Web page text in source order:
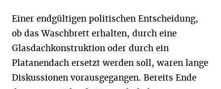
Einer endgültigen politischen Entscheidung,
ob das Waschbrett erhalten, durch eine
Glasdachkonstruktion oder durch ein
Platanendach ersetzt werden soll, waren lange
Diskussionen vorausgegangen. Bereits Ende